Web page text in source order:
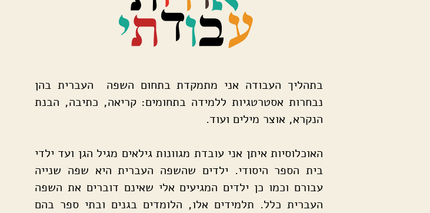
בתהליך העבודה אני מתמקדת בתחום השפה העברית בהן
נבחרות אסטרטגיות ללמידה בתחומים: קריאה, כתיבה, הבנת
הנקרא, אוצר מילים ועוד.
האוכלוסיות איתן אני עובדת מגוונות גילאים מגיל הגן ועד ילדי
בית הספר היסודי. ילדים שהשפה העברית היא שפה שנייה
עבורם וכמו כן ילדים המגיעים אלי שאינם דוברים את השפה
העברית כלל. תלמידים אלו, הלומדים בגנים ובתי ספר בהם